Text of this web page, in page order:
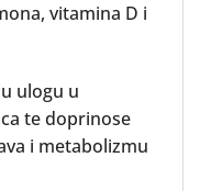
vitamina D i
ulogu u
te doprinose
i metabolizmu